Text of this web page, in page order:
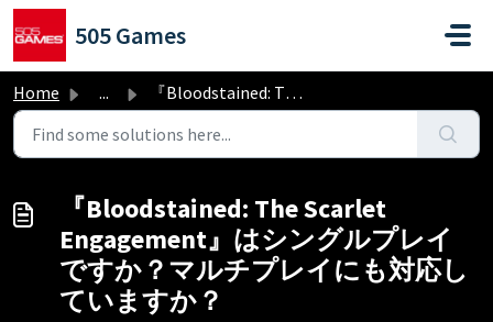
Skip to main content
505 Games
Home ... 『Bloodstained: The Scarlet Engagement』はシングルプレイですか？マルチプレイに...
『Bloodstained: The Scarlet
Engagement』はシングルプレイ
ですか？マルチプレイにも対応し
ていますか？